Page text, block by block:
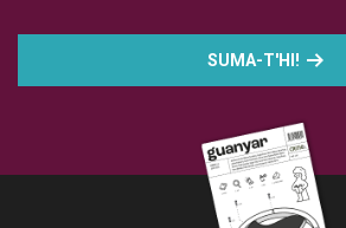
SUMA-T'HI!